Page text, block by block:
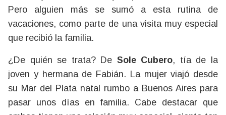
Pero alguien más se sumó a esta rutina de
vacaciones, como parte de una visita muy especial
que recibió la familia.
¿De quién se trata? De Sole Cubero, tía de la
joven y hermana de Fabián. La mujer viajó desde
su Mar del Plata natal rumbo a Buenos Aires para
pasar unos días en familia. Cabe destacar que